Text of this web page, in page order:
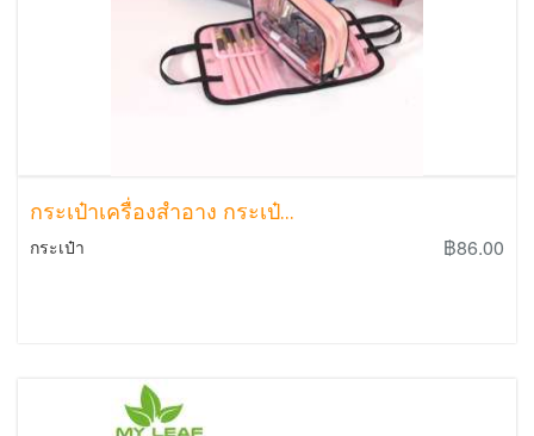
กระเป๋าเครื่องสำอาง กระเป๋...
กระเป๋า ฿86.00